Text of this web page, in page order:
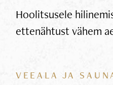
Hoolitsusele
ettenähtust vähem
VEEALA JA